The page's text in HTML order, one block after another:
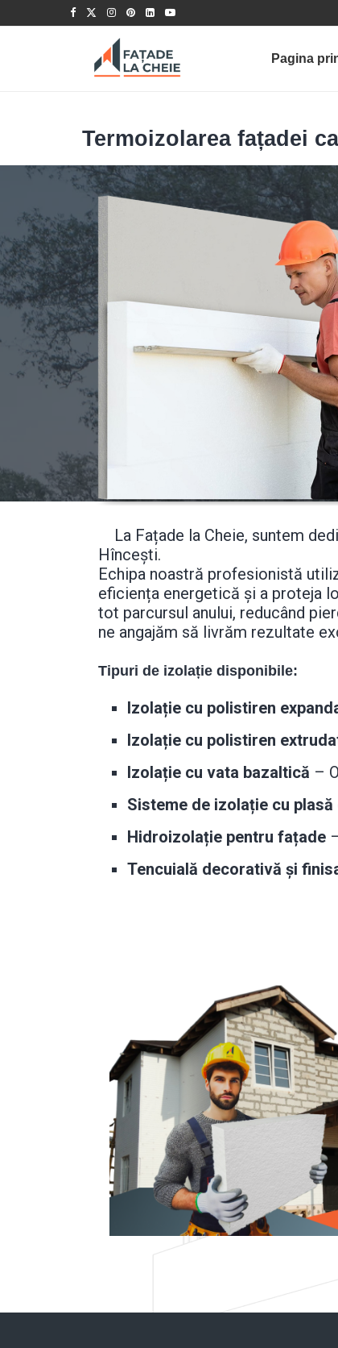
Pagina
Termoizolarea fațadei
La Fațade la Cheie, suntem
Hîncești.
Echipa noastră profesionistă
eficiența energetică și a proteja
tot parcursul anului, reducând
ne angajăm să livrăm rezultate
Tipuri de izolație disponibile:
Izolație cu polistiren
Izolație cu polistiren
Izolație cu vata bazaltică –
Sisteme de izolație cu
Hidroizolație pentru fațade
Tencuială decorativă și